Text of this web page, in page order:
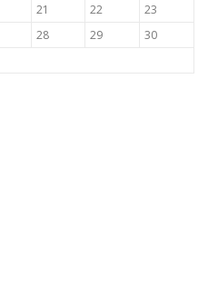
21 22
23
28 29
30